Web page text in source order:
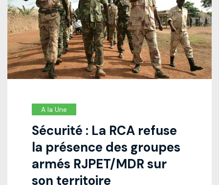
A la Une
Sécurité : La RCA refuse
la présence des groupes
armés RJPET/MDR sur
son territoire